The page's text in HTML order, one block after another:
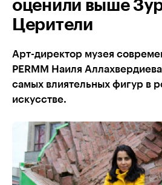
оценили выше
Церители
Арт-директор музея
PERMM Наиля
самых влиятельных фигур в
искусстве.